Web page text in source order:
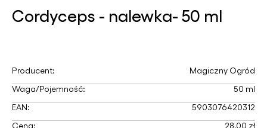
Cordyceps - nalewka- 50 ml
Producent:
Magiczny Ogród
Waga/Pojemność:
50 ml
EAN:
5903076420312
Cena:
28,00 zł